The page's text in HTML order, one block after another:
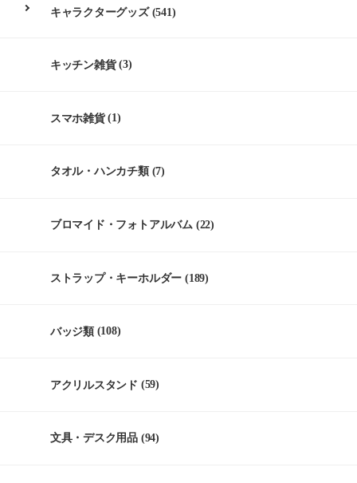
キャラクターグッズ(541)
キッチン雑貨(3)
スマホ雑貨(1)
タオル・ハンカチ類(7)
ブロマイド・フォトアルバム (22)
ストラップ・キーホルダー (189)
バッジ類(108)
アクリルスタンド (59)
文具・デスク用品 (94)